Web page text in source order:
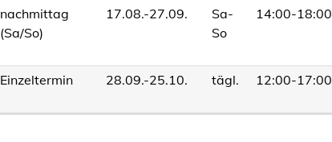
nachmittag
(Sa/So)
17.08.-27.09.
Sa-
So
14:00-18:00
Einzeltermin 28.09.-25.10. tägl. 12:00-17:00